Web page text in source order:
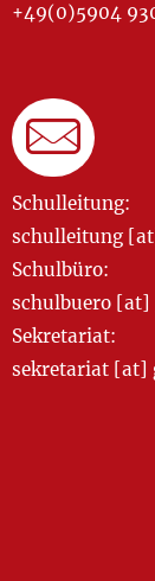
+49(0)5904
Schulleitung:
schulleitung
Schulbüro:
schulbuero
Sekretariat:
sekretariat [at]